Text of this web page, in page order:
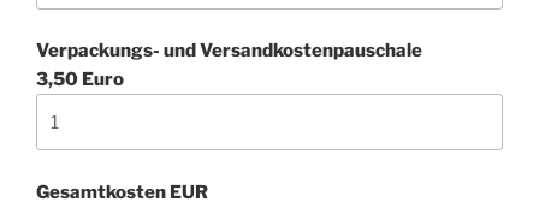
Verpackungs- und Versandkostenpauschale
3,50 Euro
Gesamtkosten EUR